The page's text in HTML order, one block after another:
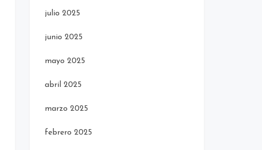
julio 2025
junio 2025
mayo 2025
abril 2025
marzo 2025
febrero 2025